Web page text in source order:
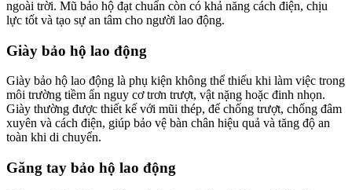
ngoài trời. Mũ bảo hộ đạt chuẩn còn có khả năng cách điện, chịu
lực tốt và tạo sự an tâm cho người lao động.
Giày bảo hộ lao động
Giày bảo hộ lao động là phụ kiện không thể thiếu khi làm việc trong
môi trường tiềm ẩn nguy cơ trơn trượt, vật nặng hoặc đinh nhọn.
Giày thường được thiết kế với mũi thép, đế chống trượt, chống đâm
xuyên và cách điện, giúp bảo vệ bàn chân hiệu quả và tăng độ an
toàn khi di chuyển.
Găng tay bảo hộ lao động